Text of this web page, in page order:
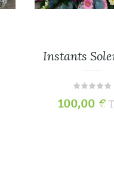
Instants
100,00 €